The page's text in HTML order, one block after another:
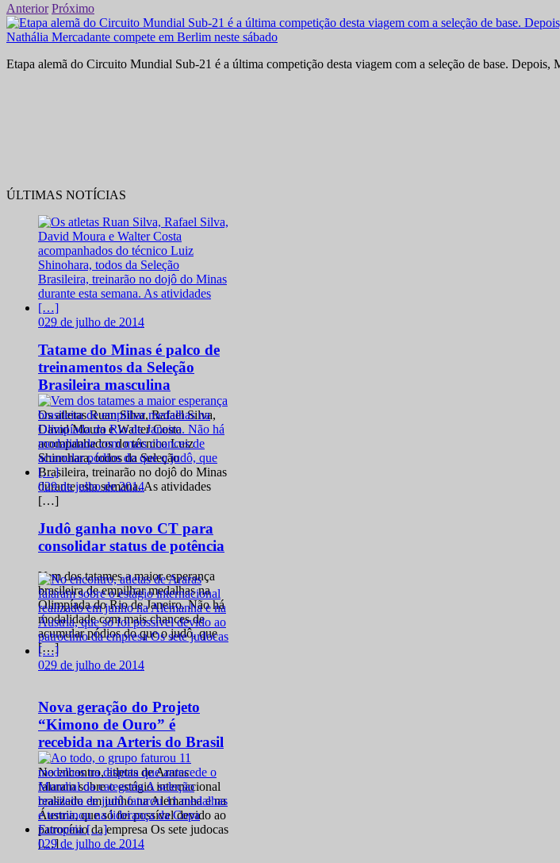
Anterior Próximo
Nathália Mercadante compete em Berlim neste sábado
Etapa alemã do Circuito Mundial Sub-21 é a última competição desta viagem com a seleção de base.
ÚLTIMAS NOTÍCIAS
029 de julho de 2014
Tatame do Minas é palco de
treinamentos da Seleção
Brasileira masculina
Os atletas Ruan Silva, Rafael Silva,
David Moura e Walter Costa
acompanhados do técnico Luiz
Shinohara, todos da Seleção
Brasileira, treinarão no dojô do Minas
durante esta semana. As atividades
[…]
029 de julho de 2014
Judô ganha novo CT para
consolidar status de potência
Vem dos tatames a maior esperança
brasileira de empilhar medalhas na
Olimpíada do Rio de Janeiro. Não há
modalidade com mais chances de
acumular pódios do que o judô, que
[…]
029 de julho de 2014
Nova geração do Projeto
“Kimono de Ouro” é
recebida na Arteris do Brasil
No encontro, atletas de Araras
falaram sobre o estágio internacional
realizado em junho na Alemanha e na
Áustria, que só foi possível devido ao
patrocínio da empresa Os sete judocas
[…]
029 de julho de 2014